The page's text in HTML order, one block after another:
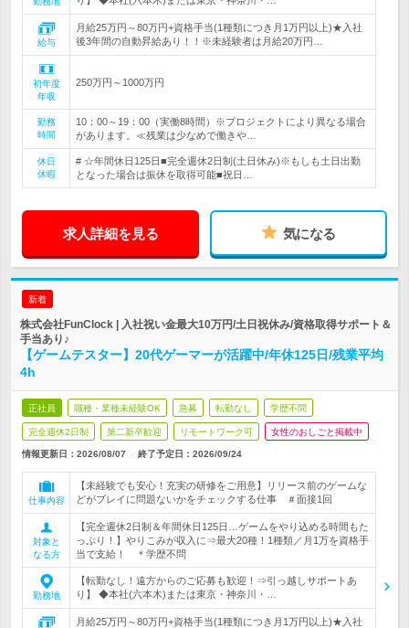
給与
月給25万円～80万円+資格手当(1種類につき月1万円以上)★入社
後3年間の自動昇給あり！！※未経験者は月給20万円…
初年度
年収
250万円～1000万円
勤務
時間
10：00～19：00（実働8時間）※プロジェクトにより異なる場合
があります。≪残業は少なめで働きや…
休日
休暇
# ☆年間休日125日■完全週休2日制(土日休み)※もしも土日出勤
となった場合は振休を取得可能■祝日…
求人詳細を見る 気になる
新着
株式会社FunClock | 入社祝い金最大10万円/土日祝休み/資格取得サポート＆
手当あり♪
【ゲームテスター】20代ゲーマーが活躍中/年休125日/残業平均
4h
正社員 職種・業種未経験OK 急募 転勤なし 学歴不問
完全週休2日制 第二新卒歓迎 リモートワーク可 女性のおしごと掲載中
情報更新日：2026/08/07 終了予定日： 2026/09/24
仕事内容
【未経験でも安心！充実の研修をご用意】リリース前のゲームな
どがプレイに問題ないかをチェックする仕事 ＃面接1回
対象と
なる方
【完全週休2日制＆年間休日125日…ゲームをやり込める時間もた
っぷり！】やりこみが収入に⇒最大20種！1種類／月1万を資格手
当で支給！ ＊学歴不問
勤務地
【転勤なし！遠方からのご応募も歓迎！⇒引っ越しサポートあ
り】 ◆本社(六本木)または東京・神奈川・…
月給25万円～80万円+資格手当(1種類につき月1万円以上)★入社